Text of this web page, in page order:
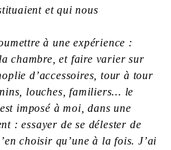
et qui nous
à une expérience :
chambre, et faire varier sur
d’accessoires, tour à tour
louches, familiers... le
imposé à moi, dans une
: essayer de se délester de
choisir qu’une à la fois. J’ai